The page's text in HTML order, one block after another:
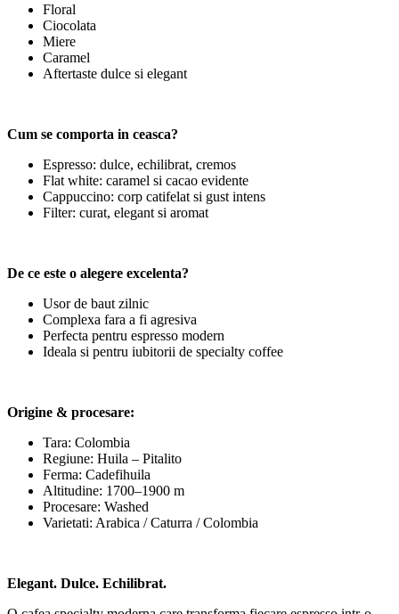
Floral
Ciocolata
Miere
Caramel
Aftertaste dulce si elegant
Cum se comporta in ceasca?
Espresso: dulce, echilibrat, cremos
Flat white: caramel si cacao evidente
Cappuccino: corp catifelat si gust intens
Filter: curat, elegant si aromat
De ce este o alegere excelenta?
Usor de baut zilnic
Complexa fara a fi agresiva
Perfecta pentru espresso modern
Ideala si pentru iubitorii de specialty coffee
Origine & procesare:
Tara: Colombia
Regiune: Huila – Pitalito
Ferma: Cadefihuila
Altitudine: 1700–1900 m
Procesare: Washed
Varietati: Arabica / Caturra / Colombia
Elegant. Dulce. Echilibrat.